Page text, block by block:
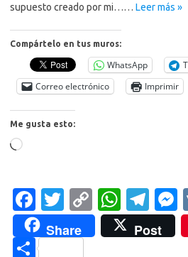
supuesto creado por mi…… Leer más »
Compártelo en tus muros:
WhatsApp
Correo electrónico
Imprimir
Me gusta esto:
Cargando...
Fa
c
e
T
w
it
C
o
p
W
h
at
T
el
e
Share Post
C